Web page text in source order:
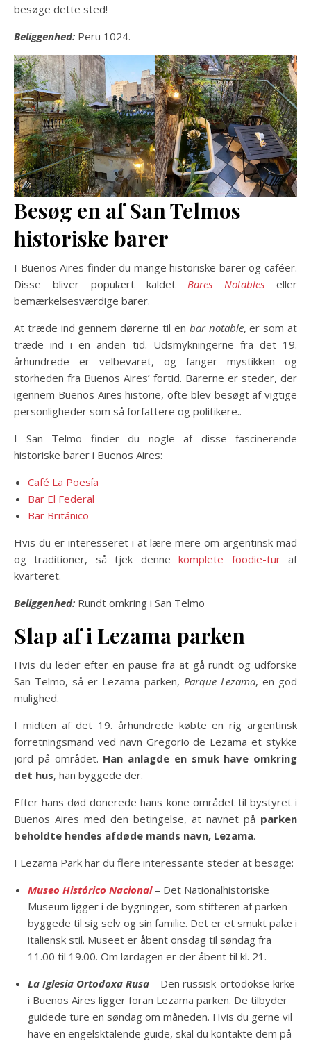
besøge dette sted!
Beliggenhed: Peru 1024.
Besøg en af San Telmos
historiske barer
I Buenos Aires finder du mange historiske barer og caféer.
Disse bliver populært kaldet Bares Notables eller
bemærkelsesværdige barer.
At træde ind gennem dørerne til en bar notable, er som at
træde ind i en anden tid. Udsmykningerne fra det 19.
århundrede er velbevaret, og fanger mystikken og
storheden fra Buenos Aires’ fortid. Barerne er steder, der
igennem Buenos Aires historie, ofte blev besøgt af vigtige
personligheder som så forfattere og politikere..
I San Telmo finder du nogle af disse fascinerende
historiske barer i Buenos Aires:
Café La Poesía
Bar El Federal
Bar Británico
Hvis du er interesseret i at lære mere om argentinsk mad
og traditioner, så tjek dennekomplete foodie-turaf
kvarteret.
Beliggenhed: Rundt omkring i San Telmo
Slap af i Lezama parken
Hvis du leder efter en pause fra at gå rundt og udforske
San Telmo, så er Lezama parken, Parque Lezama, en god
mulighed.
I midten af ​​det 19. århundrede købte en rig argentinsk
forretningsmand ved navn Gregorio de Lezama et stykke
jord på området. Han anlagde en smuk have omkring
det hus, han byggede der.
Efter hans død donerede hans kone området til bystyret i
Buenos Aires med den betingelse, at navnet på parken
beholdte hendes afdøde mands navn, Lezama.
I Lezama Park har du flere interessante steder at besøge:
Museo Histórico Nacional– Det Nationalhistoriske
Museum ligger i de bygninger, som stifteren af ​​parken
byggede til sig selv og sin familie. Det er et smukt palæ i
italiensk stil. Museet er åbent onsdag til søndag fra
11.00 til 19.00. Om lørdagen er der åbent til kl. 21.
La Iglesia Ortodoxa Rusa – Den russisk-ortodokse kirke
i Buenos Aires ligger foran Lezama parken. De tilbyder
guidede ture en søndag om måneden. Hvis du gerne vil
have en engelsktalende guide, skal du kontakte dem på